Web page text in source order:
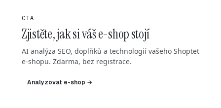
CTA
Zjistěte, jak si váš e-shop stojí
AI analýza SEO, doplňků a technologií vašeho Shoptet
e-shopu. Zdarma, bez registrace.
Analyzovat e-shop →